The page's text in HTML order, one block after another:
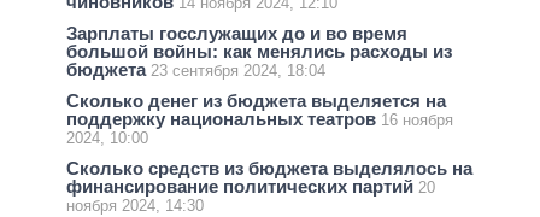
Зарплаты госслужащих до и во время
большой войны: как менялись расходы из
бюджета 23 сентября 2024, 18:04
Сколько денег из бюджета выделяется на
поддержку национальных театров 16 ноября
2024, 10:00
Сколько средств из бюджета выделялось на
финансирование политических партий 20
ноября 2024, 14:30